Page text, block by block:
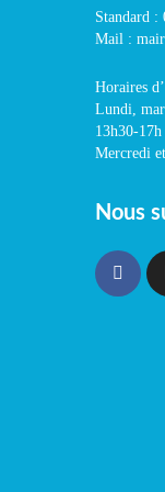
Standard :
Mail :
Horaires
Lundi,
13h30-17h
Mercredi
Nous